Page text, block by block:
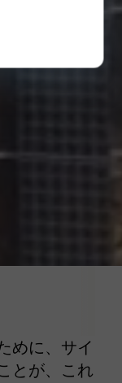
めに、サイ
とが、これ